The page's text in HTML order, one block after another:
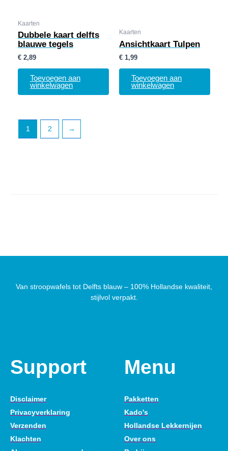
Kaarten
Dubbele kaart delfts
blauwe tegels
€ 2,89
Toevoegen aan
winkelwagen
Kaarten
Ansichtkaart Tulpen
€ 1,99
Toevoegen aan
winkelwagen
1 2 →
Van stroopwafels tot Delfts blauw – 100% Hollandse kwaliteit,
stijlvol verpakt.
Support
Disclaimer
Privacyverklaring
Verzenden
Klachten
Menu
Pakketten
Kado's
Hollandse Lekkernijen
Over ons